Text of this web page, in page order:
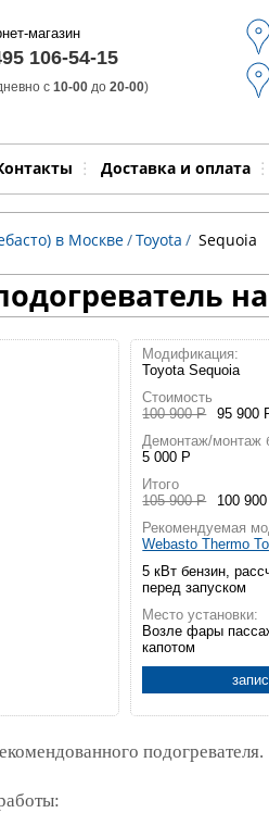
магазин
106-54-15
с 10-00 до 20-00)
Доставка и оплата
Модель
в Москве/Toyota / Sequoia
Модификация:
Toyota Sequoia
Стоимость
100 900 Р
95 900
Демонтаж/монтаж
5 000 Р
Итого
105 900 Р
100
Рекомендуемая
Webasto Thermo
5 кВт бензин,
перед запуском
Место установки:
Возле фары
капотом
подогревателя.